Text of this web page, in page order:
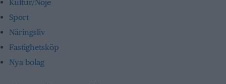
Kultur/Nöje
Sport
Näringsliv
Fastighetsköp
Nya bolag